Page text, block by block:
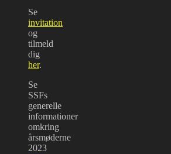
Se
invitation
og
tilmeld
dig
her.
Se
SSFs
generelle
informationer
omkring
årsmøderne
2023